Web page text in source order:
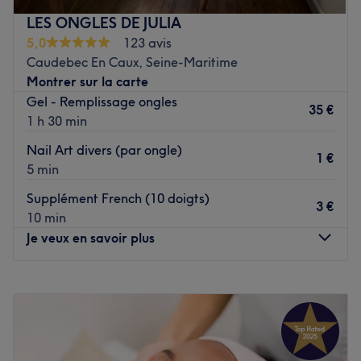
Tania Beleza se situe à deux minutes à pied de l'arrêt de
bus marché en prenant le F3.
C'est Tania, qui s'occupe personnellement de vous. Elle
Nos coups de cœur :
décoration cocooning.
La spécialité de l'établissement: les poses d'ongles en
gel.
LES ONGLES DE JULIA
5,0
123 avis
Caudebec En Caux, Seine-Maritime
Montrer sur la carte
Gel - Remplissage ongles
1 h 30 min
35 €
Nail Art divers (par ongle)
5 min
1 €
Supplément French (10 doigts)
10 min
3 €
Je veux en savoir plus
19:00
19:00
–19:00